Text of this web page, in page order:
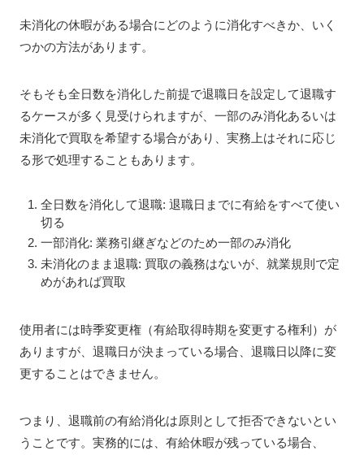
未消化の休暇がある場合にどのように消化すべきか、いく
つかの方法があります。
そもそも全日数を消化した前提で退職日を設定して退職す
るケースが多く見受けられますが、一部のみ消化あるいは
未消化で買取を希望する場合があり、実務上はそれに応じ
る形で処理することもあります。
全日数を消化して退職: 退職日までに有給をすべて使い
切る
一部消化: 業務引継ぎなどのため一部のみ消化
未消化のまま退職: 買取の義務はないが、就業規則で定
めがあれば買取
使用者には時季変更権（有給取得時期を変更する権利）が
ありますが、退職日が決まっている場合、退職日以降に変
更することはできません。
つまり、退職前の有給消化は原則として拒否できないとい
うことです。実務的には、有給休暇が残っている場合、